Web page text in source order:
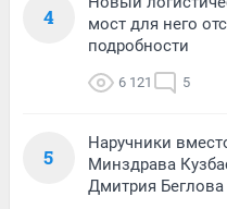
4
мост для него
подробности
6 121 5
5
Наручники
Минздрава
Дмитрия Беглова